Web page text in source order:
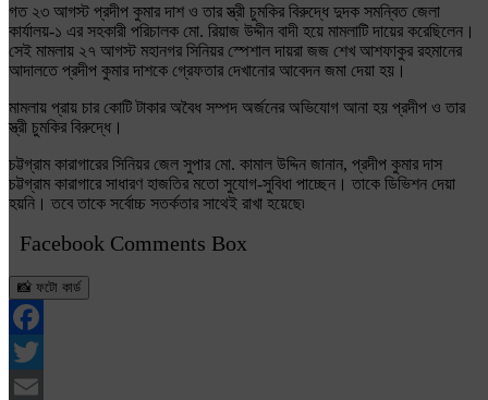
গত ২৩ আগস্ট প্রদীপ কুমার দাশ ও তার স্ত্রী চুমকির বিরুদ্ধে দুদক সমন্বিত জেলা
কার্যালয়-১ এর সহকারী পরিচালক মো. রিয়াজ উদ্দীন বাদী হয়ে মামলাটি দায়ের করেছিলেন।
সেই মামলায় ২৭ আগস্ট মহানগর সিনিয়র স্পেশাল দায়রা জজ শেখ আশফাকুর রহমানের
আদালতে প্রদীপ কুমার দাশকে গ্রেফতার দেখানোর আবেদন জমা দেয়া হয়।
মামলায় প্রায় চার কোটি টাকার অবৈধ সম্পদ অর্জনের অভিযোগ আনা হয় প্রদীপ ও তার
স্ত্রী চুমকির বিরুদ্ধে।
চট্টগ্রাম কারাগারের সিনিয়র জেল সুপার মো. কামাল উদ্দিন জানান, প্রদীপ কুমার দাস
চট্টগ্রাম কারাগারে সাধারণ হাজতির মতো সুযোগ-সুবিধা পাচ্ছেন। তাকে ডিভিশন দেয়া
হয়নি। তবে তাকে সর্বোচ্চ সতর্কতার সাথেই রাখা হয়েছে৷
Facebook Comments Box
📸 ফটো কার্ড
Facebook
Twitter